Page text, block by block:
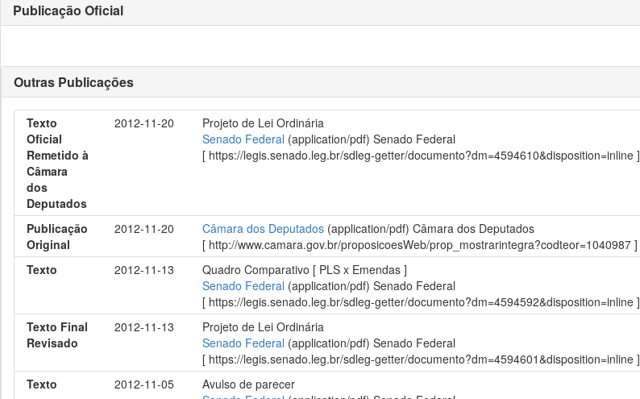
Publicação Oficial
Outras Publicações
Texto
Oficial
Remetido à
Câmara
dos
Deputados
2012-11-20
Projeto de Lei Ordinária
Senado Federal (application/pdf) Senado Federal
[ https://legis.senado.leg.br/sdleg-getter/documento?dm=4594610&disposition=inline ]
Publicação
Original
2012-11-20 Câmara dos Deputados (application/pdf) Câmara dos Deputados
[ http://www.camara.gov.br/proposicoesWeb/prop_mostrarintegra?codteor=1040987 ]
Texto
2012-11-13
Quadro Comparativo [ PLS x Emendas ]
Senado Federal (application/pdf) Senado Federal
[ https://legis.senado.leg.br/sdleg-getter/documento?dm=4594592&disposition=inline ]
Texto Final
Revisado
2012-11-13
Projeto de Lei Ordinária
Senado Federal (application/pdf) Senado Federal
[ https://legis.senado.leg.br/sdleg-getter/documento?dm=4594601&disposition=inline ]
Texto
2012-11-05
Avulso de parecer